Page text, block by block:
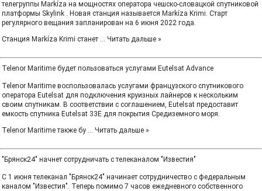
телегруппы Markíza на мощностях оператора чешско-словацкой спутниковой
платформы Skylink . Новая станция называется Markíza Krimi. Старт
регулярного вещания запланирован на 6 июня 2022 года.
Станция Markíza Krimi станет ... Читать дальше »
Telenor Maritime будет пользоваться услугами Eutelsat Advance
Telenor Maritime воспользовалась услугами французского спутникового
оператора Eutelsat для подключения круизных лайнеров к нескольким
своим спутникам. В соответствии с соглашением, Eutelsat предоставит
емкость спутника Eutelsat 33E для покрытия Средиземного моря.
Telenor Maritime также бу ... Читать дальше »
"Брянск24" начнет сотрудничать с телеканалом "Известия"
С 1 июня телеканал "Брянск24" начинает сотрудничество с федеральным
каналом "Известия". Теперь помимо 7 часов ежедневного собственного